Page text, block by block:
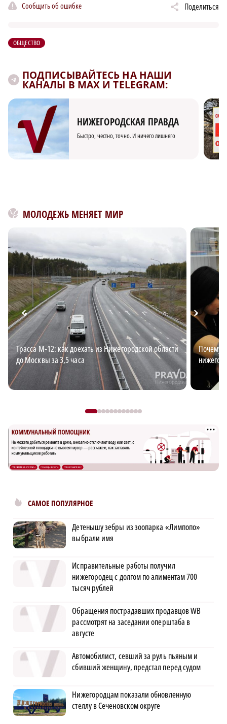
Сообщить об ошибке Поделиться
ОБЩЕСТВО
ПОДПИСЫВАЙТЕСЬ НА НАШИ
КАНАЛЫ В MAX И TELEGRAM:
НИЖЕГОРОДСКАЯ ПРАВДА
Быстро, честно, точно. И ничего лишнего
МОЛОДЕЖЬ МЕНЯЕТ МИР
Трасса М‑12: как доехать из Нижегородской области
до Москвы за 3,5 часа
Почему
САМОЕ ПОПУЛЯРНОЕ
Детенышу зебры из зоопарка «Лимпопо»
выбрали имя
Исправительные работы получил
нижегородец с долгом по алиментам 700
тысяч рублей
Обращения пострадавших продавцов WB
рассмотрят на заседании оперштаба в
августе
Автомобилист, севший за руль пьяным и
сбивший женщину, предстал перед судом
Нижегородцам показали обновленную
стеллу в Сеченовском округе